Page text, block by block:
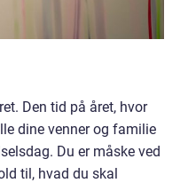
Den tid på året, hvor
dine venner og familie
Du er måske ved
til, hvad du skal